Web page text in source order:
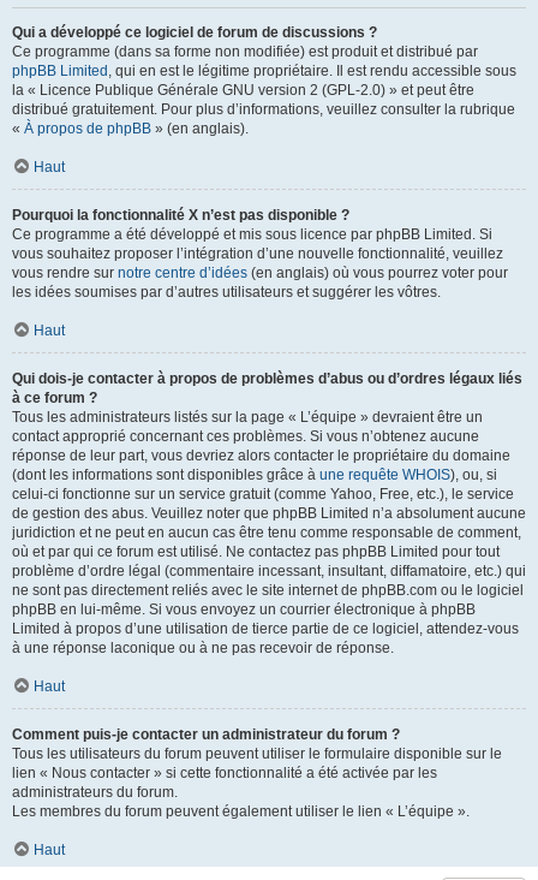
Qui a développé ce logiciel de forum de discussions ?
Ce programme (dans sa forme non modifiée) est produit et distribué par
phpBB Limited , qui en est le légitime propriétaire. Il est rendu accessible sous
la « Licence Publique Générale GNU version 2 (GPL-2.0) » et peut être
distribué gratuitement. Pour plus d’informations, veuillez consulter la rubrique
« À propos de phpBB » (en anglais).
Haut
Pourquoi la fonctionnalité X n’est pas disponible ?
Ce programme a été développé et mis sous licence par phpBB Limited. Si
vous souhaitez proposer l’intégration d’une nouvelle fonctionnalité, veuillez
vous rendre sur notre centre d’idées (en anglais) où vous pourrez voter pour
les idées soumises par d’autres utilisateurs et suggérer les vôtres.
Haut
Qui dois-je contacter à propos de problèmes d’abus ou d’ordres légaux liés
à ce forum ?
Tous les administrateurs listés sur la page « L’équipe » devraient être un
contact approprié concernant ces problèmes. Si vous n’obtenez aucune
réponse de leur part, vous devriez alors contacter le propriétaire du domaine
(dont les informations sont disponibles grâce à une requête WHOIS), ou, si
celui-ci fonctionne sur un service gratuit (comme Yahoo, Free, etc.), le service
de gestion des abus. Veuillez noter que phpBB Limited n’a absolument aucune
juridiction et ne peut en aucun cas être tenu comme responsable de comment,
où et par qui ce forum est utilisé. Ne contactez pas phpBB Limited pour tout
problème d’ordre légal (commentaire incessant, insultant, diffamatoire, etc.) qui
ne sont pas directement reliés avec le site internet de phpBB.com ou le logiciel
phpBB en lui-même. Si vous envoyez un courrier électronique à phpBB
Limited à propos d’une utilisation de tierce partie de ce logiciel, attendez-vous
à une réponse laconique ou à ne pas recevoir de réponse.
Haut
Comment puis-je contacter un administrateur du forum ?
Tous les utilisateurs du forum peuvent utiliser le formulaire disponible sur le
lien « Nous contacter » si cette fonctionnalité a été activée par les
administrateurs du forum.
Les membres du forum peuvent également utiliser le lien « L’équipe ».
Haut